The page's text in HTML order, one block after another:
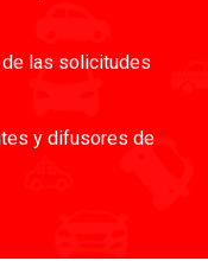
de las solicitudes
y difusores de